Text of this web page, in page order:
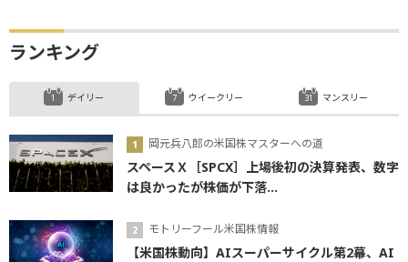
ランキング
デイリー
岡元兵八郎の米国株マスターへの道
スペースＸ［SPCX］上場後初の決算発表、数字
は良かったが株価が下落...
モトリーフール米国株情報
【米国株動向】AIスーパーサイクル第2幕、AI
ウイークリー マンスリー